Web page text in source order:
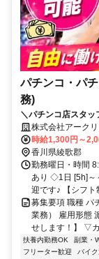
パチンコ・パ
務)
＼パチンコ店スタ
～OK♪1日5時間～
株式会社アークリ
時給1,300円～
香川県綾歌郡
勤務曜日・時間
あり ◇1日 [5h]～
迎です♪ 【シフト
募集要項 職種 パ
業務） 雇用形態
せします！】 ▽
扶養内勤務OK 副業・
フリーター歓迎
バイ